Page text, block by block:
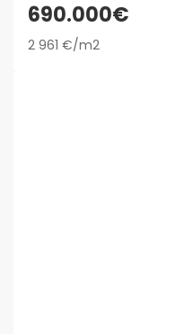
690.000€
2 961 €/m2